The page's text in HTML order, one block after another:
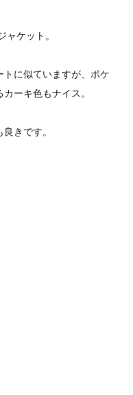
ケット。
に似ていますが、ポケ
ーキ色もナイス。
きです。